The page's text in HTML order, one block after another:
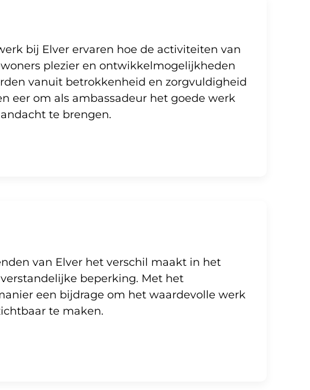
bij Elver ervaren hoe de activiteiten van
plezier en ontwikkelmogelijkheden
vanuit betrokkenheid en zorgvuldigheid
eer om als ambassadeur het goede werk
te brengen.
van Elver het verschil maakt in het
beperking. Met het
een bijdrage om het waardevolle werk
te maken.